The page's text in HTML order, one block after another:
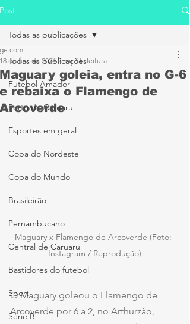
Post
Todas as publicações
Futebol Amador
Porto de Caruaru
Esportes em geral
Copa do Nordeste
Copa do Mundo
Brasileirão
Pernambucano
Central de Caruaru
Bastidores do futebol
Sport
Série B
Todas as publicações
Maguary goleia, entra no G-6
e rebaixa o Flamengo de
Arcoverde
ge.com
18 de fev. de 2024 2 min de leitura
Maguary x Flamengo de Arcoverde (Foto:
Instagram / Reprodução)
O Maguary goleou o Flamengo de
Arcoverde por 6 a 2, no Arthurzão,